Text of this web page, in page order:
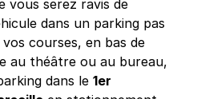
vous serez ravis de
dans un parking pas
courses, en bas de
au théâtre ou au bureau,
dans le 1er